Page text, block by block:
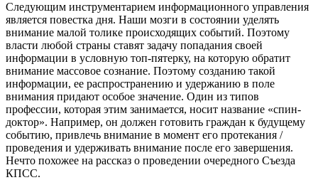
Следующим инструментарием информационного управления
является повестка дня. Наши мозги в состоянии уделять
внимание малой толике происходящих событий. Поэтому
власти любой страны ставят задачу попадания своей
информации в условную топ-пятерку, на которую обратит
внимание массовое сознание. Поэтому созданию такой
информации, ее распространению и удержанию в поле
внимания придают особое значение. Один из типов
профессии, которая этим занимается, носит название «спин-
доктор». Например, он должен готовить граждан к будущему
событию, привлечь внимание в момент его протекания /
проведения и удерживать внимание после его завершения.
Нечто похожее на рассказ о проведении очередного Съезда
КПСС.